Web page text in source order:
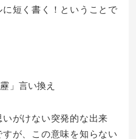
短く書く！ということで
がけない突発的な出来
が、この意味を知らない